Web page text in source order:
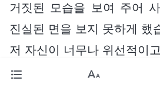
거짓된 모습을 보여 주어
진실된 면을 보지 못하게 했
저 자신이 너무나 위선적이
속임수로 가득 차 있으며,